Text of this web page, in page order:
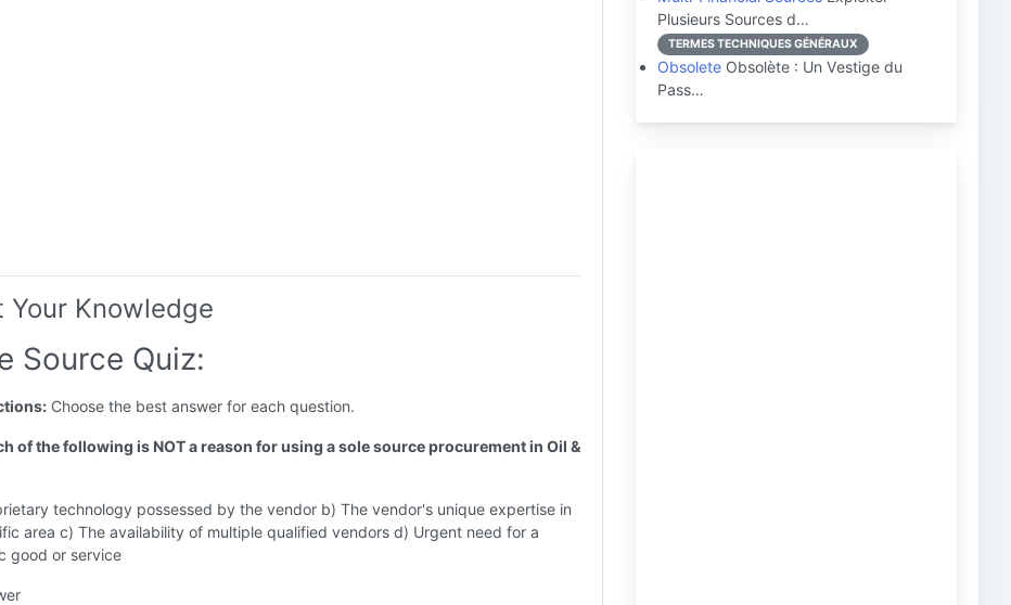
Your Knowledge
Source Quiz:
Choose the best answer for each question.
of the following is NOT a reason for using a sole source procurement in Oil &
technology possessed by the vendor b) The vendor's unique expertise in
area c) The availability of multiple qualified vendors d) Urgent need for a
good or service
Plusieurs Sources d…
TERMES TECHNIQUES GÉNÉRAUX
Obsolete Obsolète : Un Vestige du
Pass…